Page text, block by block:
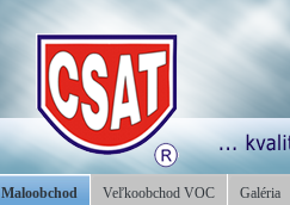
Maloobchod Veľkoobchod VOC Galéria